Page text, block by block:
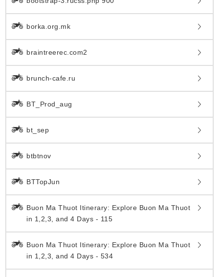
borka.org.mk
braintreerec.com2
brunch-cafe.ru
BT_Prod_aug
bt_sep
btbtnov
BTTopJun
Buon Ma Thuot Itinerary: Explore Buon Ma Thuot
in 1,2,3, and 4 Days - 115
Buon Ma Thuot Itinerary: Explore Buon Ma Thuot
in 1,2,3, and 4 Days - 534